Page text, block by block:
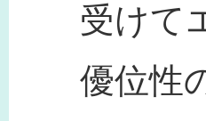
受けて
優位性